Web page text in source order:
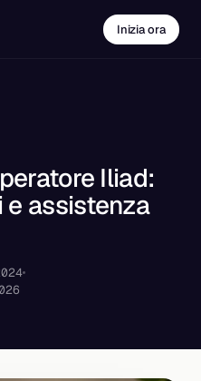
Inizia ora
Iliad:
e assistenza